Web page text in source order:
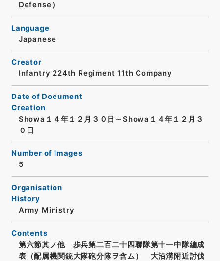
Defense）
Language
Japanese
Creator
Infantry 224th Regiment 11th Company
Date of Document
Creation
Showa１４年１２月３０日～Showa１４年１２月３
０日
Number of Images
5
Organisation
History
Army Ministry
Contents
第六節其ノ他 歩兵第二百二十四聯隊第十一中隊編成
表（配属機関銃大隊砲分隊ヲ含ム） 大沿溝附近討伐